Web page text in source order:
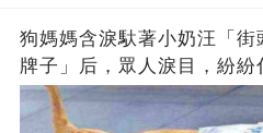
狗媽媽含淚馱著小奶汪「
牌子」后，眾人淚目，紛紛